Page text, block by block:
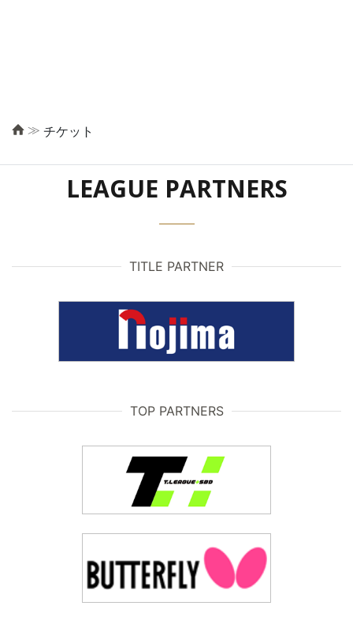
≫ チケット
LEAGUE PARTNERS
TITLE PARTNER
TOP PARTNERS